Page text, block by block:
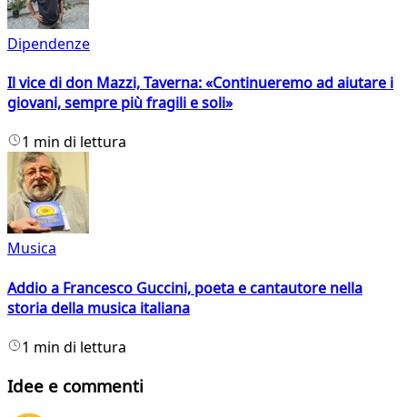
Dipendenze
Il vice di don Mazzi, Taverna: «Continueremo ad aiutare i
giovani, sempre più fragili e soli»
1 min di lettura
Musica
Addio a Francesco Guccini, poeta e cantautore nella
storia della musica italiana
1 min di lettura
Idee e commenti